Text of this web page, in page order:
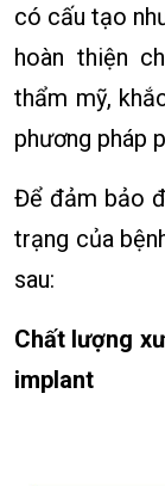
có cấu tạo
hoàn thiện
thẩm mỹ,
phương pháp
Để đảm bảo
trạng của
sau:
Chất lượng
implant